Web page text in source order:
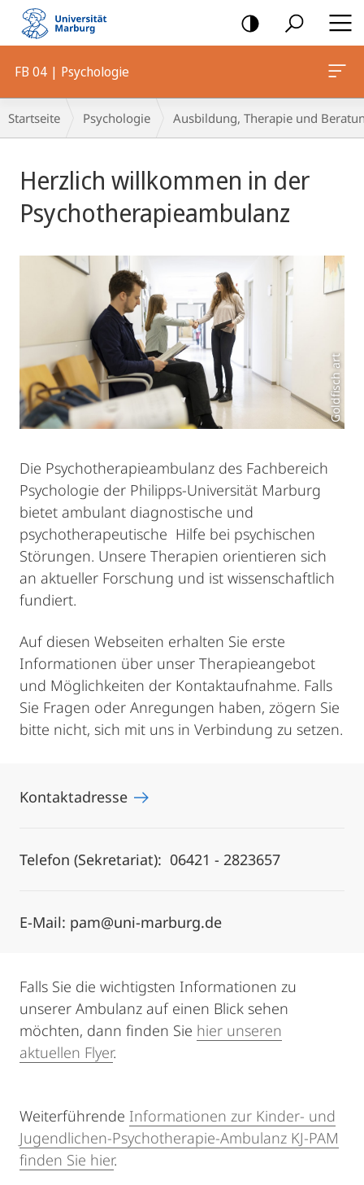
Mobile-
Navigation
FB 04 | Psychologie
Breadcrumb-
Navigation
Startseite Psychologie Ausbildung, Therapie und
Herzlich willkommen in der
Psychotherapieambulanz
Goldfisch art
Die Psychotherapieambulanz des Fachbereich
Psychologie der Philipps-Universität Marburg
bietet ambulant diagnostische und
psychotherapeutische Hilfe bei psychischen
Störungen. Unsere Therapien orientieren sich
an aktueller Forschung und ist wissenschaftlich
fundiert.
Auf diesen Webseiten erhalten Sie erste
Informationen über unser Therapieangebot
und Möglichkeiten der Kontaktaufnahme. Falls
Sie Fragen oder Anregungen haben, zögern Sie
bitte nicht, sich mit uns in Verbindung zu setzen.
Kontaktadresse
Telefon (Sekretariat): 06421 - 2823657
E-Mail: pam@uni-marburg.de
Falls Sie die wichtigsten Informationen zu
unserer Ambulanz auf einen Blick sehen
möchten, dann finden Sie hier unseren
aktuellen Flyer.
Weiterführende Informationen zur Kinder- und
Jugendlichen-Psychotherapie-Ambulanz KJ-PAM
finden Sie hier.